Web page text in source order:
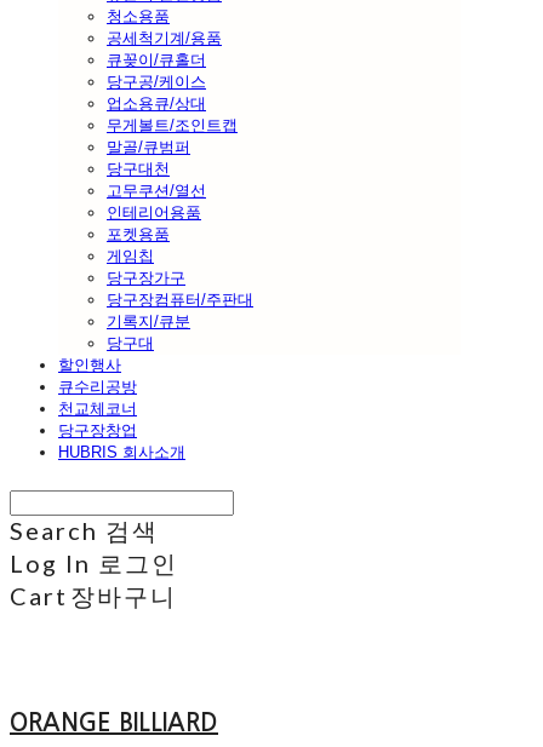
청소용품
공세척기계/용품
큐꽂이/큐홀더
당구공/케이스
업소용큐/상대
무게볼트/조인트캡
말골/큐범퍼
당구대천
고무쿠션/열선
인테리어용품
포켓용품
게임칩
당구장가구
당구장컴퓨터/주판대
기록지/큐분
당구대
할인행사
큐수리공방
천교체코너
당구장창업
HUBRIS 회사소개
Search 검색
Log In 로그인
Cart 장바구니
ORANGE BILLIARD